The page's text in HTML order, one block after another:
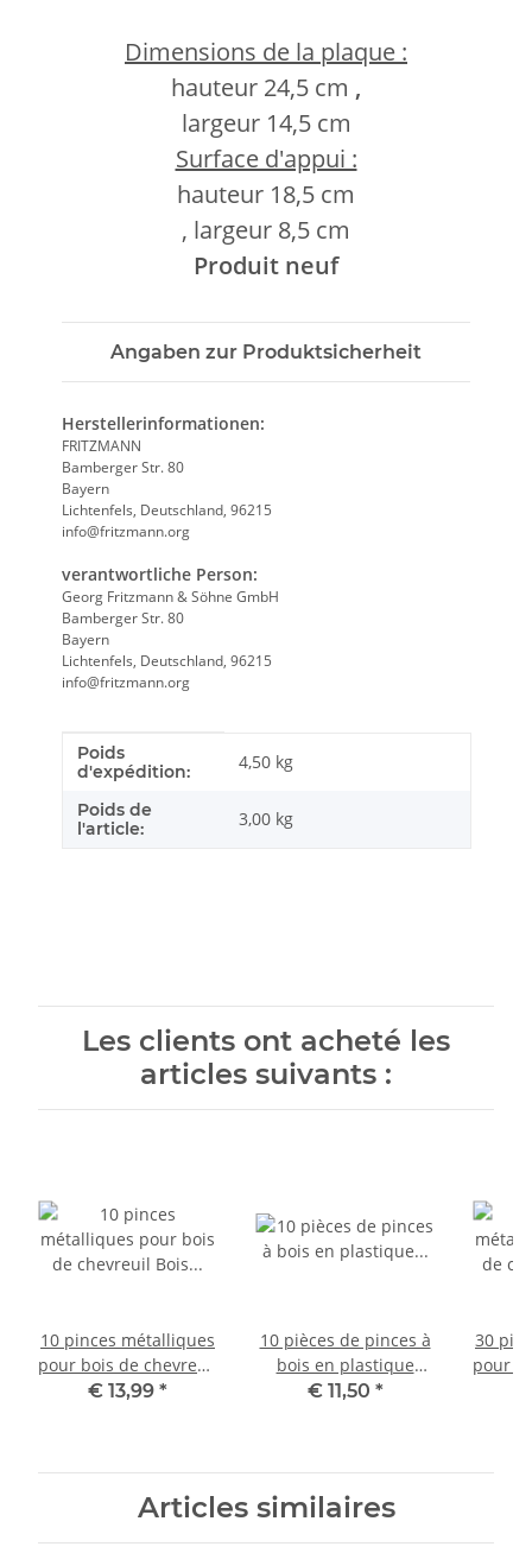
Dimensions de la plaque :
hauteur 24,5 cm ,
largeur 14,5 cm
Surface d'appui :
hauteur 18,5 cm
, largeur 8,5 cm
Produit neuf
Angaben zur Produktsicherheit
Herstellerinformationen:
FRITZMANN
Bamberger Str. 80
Bayern
Lichtenfels, Deutschland, 96215
info@fritzmann.org
verantwortliche Person:
Georg Fritzmann & Söhne GmbH
Bamberger Str. 80
Bayern
Lichtenfels, Deutschland, 96215
info@fritzmann.org
Caractéristique du produit
Valeur
Poids
d'expédition:
4,50 kg
Poids de
l'article:
3,00 kg
Les clients ont acheté les
articles suivants :
10 pinces métalliques
pour bois de chevreuil
Bois de chevreuil
€ 13,99 *
10 pièces de pinces à
bois en plastique
pour bois de
€ 11,50 *
30
pour
Articles similaires